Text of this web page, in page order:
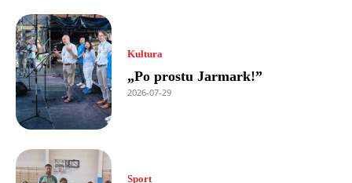
Kultura
„Po prostu Jarmark!”
2026-07-29
Sport